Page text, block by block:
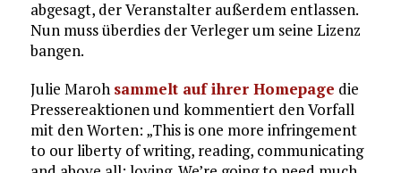
abgesagt, der Veranstalter außerdem entlassen.
Nun muss überdies der Verleger um seine Lizenz
bangen.
Julie Maroh sammelt auf ihrer Homepage die
Pressereaktionen und kommentiert den Vorfall
mit den Worten: „This is one more infringement
to our liberty of writing, reading, communicating